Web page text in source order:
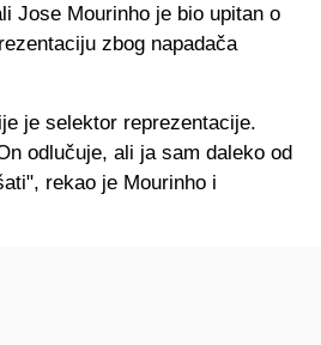
Jose Mourinho je bio upitan o
zbog napadača
je selektor reprezentacije.
odlučuje, ali ja sam daleko od
rekao je Mourinho i